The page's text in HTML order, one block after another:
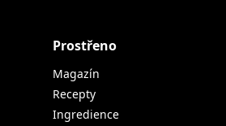
Prostřeno
Magazín
Recepty
Ingredience